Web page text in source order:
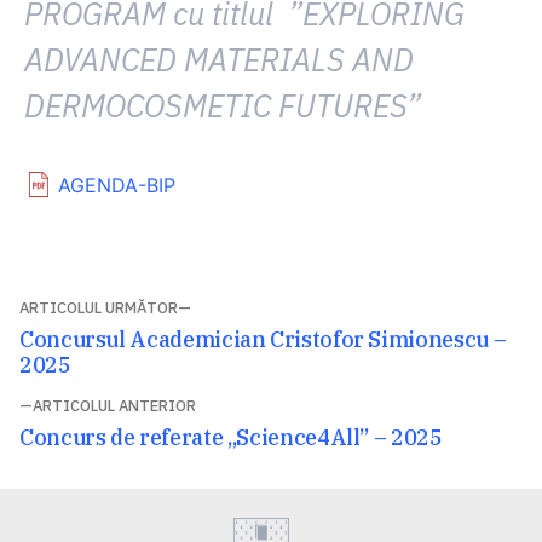
PROGRAM cu titlul ”EXPLORING
ADVANCED MATERIALS AND
DERMOCOSMETIC FUTURES”
AGENDA-BIP
Navigare
în
articole
ARTICOLUL ANTERIOR
Articolul
Concurs de referate „Science4All” – 2025
ARTICOLUL URMĂTOR
Articolul
următor:
Concursul Academician Cristofor Simionescu –
2025